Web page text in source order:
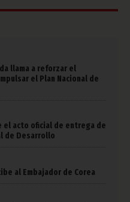
llama a reforzar el
el Plan Nacional de
el acto oficial de entrega de
de Desarrollo
al Embajador de Corea